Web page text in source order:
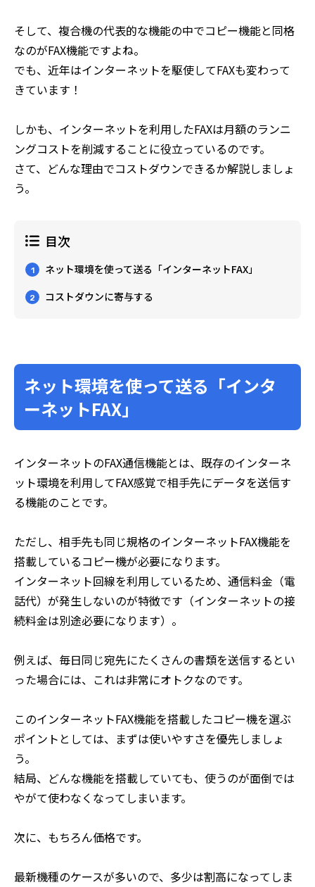
そして、複合機の代表的な機能の中でコピー機能と同格
なのがFAX機能ですよね。
でも、近年はインターネットを駆使してFAXも変わって
きています！
しかも、インターネットを利用したFAXは月額のランニ
ングコストを削減することに役立っているのです。
さて、どんな理由でコストダウンできるか解説しましょ
う。
目次
1 ネット環境を使って送る「インターネットFAX」
2 コストダウンに寄与する
ネット環境を使って送る「インタ
ーネットFAX」
インターネットのFAX通信機能とは、既存のインターネ
ット環境を利用してFAX感覚で相手先にデータを送信す
る機能のことです。
ただし、相手先も同じ規格のインターネットFAX機能を
搭載しているコピー機が必要になります。
インターネット回線を利用しているため、通信料金（電
話代）が発生しないのが特徴です（インターネットの接
続料金は別途必要になります）。
例えば、毎日同じ宛先にたくさんの書類を送信するとい
った場合には、これは非常にオトクなのです。
このインターネットFAX機能を搭載したコピー機を選ぶ
ポイントとしては、まずは使いやすさを優先しましょ
う。
結局、どんな機能を搭載していても、使うのが面倒では
やがて使わなくなってしまいます。
次に、もちろん価格です。
最新機種のケースが多いので、多少は割高になってしま